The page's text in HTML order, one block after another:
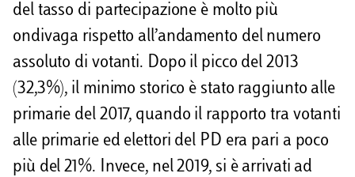
del tasso di partecipazione è molto più
ondivaga rispetto all’andamento del numero
assoluto di votanti. Dopo il picco del 2013
(32,3%), il minimo storico è stato raggiunto alle
primarie del 2017, quando il rapporto tra votanti
alle primarie ed elettori del PD era pari a poco
più del 21%. Invece, nel 2019, si è arrivati ad